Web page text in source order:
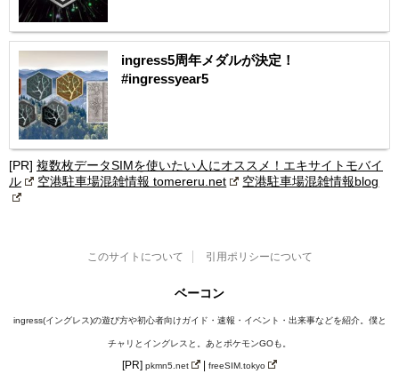
ingress5周年メダルが決定！
#ingressyear5
[PR] 複数枚データSIMを使いたい人にオススメ！エキサイトモバイ
ル
空港駐車場混雑情報 tomereru.net 空港駐車場混雑情報blog
このサイトについて 引用ポリシーについて
ベーコン
ingress(イングレス)の遊び方や初心者向けガイド・速報・イベント・出来事などを紹介。僕と
チャリとイングレスと。あとポケモンGOも。
[PR]pkmn5.net | freeSIM.tokyo